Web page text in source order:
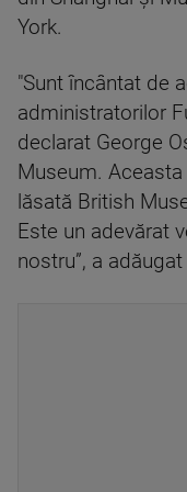
York.
"Sunt încântat de
administratorilor
declarat George
Museum.
lăsată British
Este un adevărat
nostru”, a adăugat